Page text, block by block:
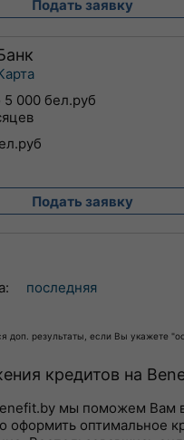
Подать заявку
5 000 бел.руб
Подать заявку
последняя
доп. результаты, если Вы укажете
кредитов на
мы поможем Вам
оформить оптимальное